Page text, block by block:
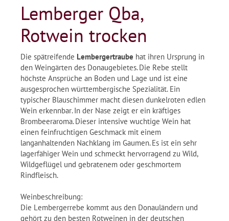
Lemberger Qba,
Rotwein trocken
Die spätreifende Lembergertraube hat ihren Ursprung in
den Weingärten des Donaugebietes. Die Rebe stellt
höchste Ansprüche an Boden und Lage und ist eine
ausgesprochen württembergische Spezialität. Ein
typischer Blauschimmer macht diesen dunkelroten edlen
Wein erkennbar. In der Nase zeigt er ein kräftiges
Brombeeraroma. Dieser intensive wuchtige Wein hat
einen feinfruchtigen Geschmack mit einem
langanhaltenden Nachklang im Gaumen. Es ist ein sehr
lagerfähiger Wein und schmeckt hervorragend zu Wild,
Wildgeflügel und gebratenem oder geschmortem
Rindfleisch.
Weinbeschreibung:
Die Lembergerrebe kommt aus den Donauländern und
gehört zu den besten Rotweinen in der deutschen